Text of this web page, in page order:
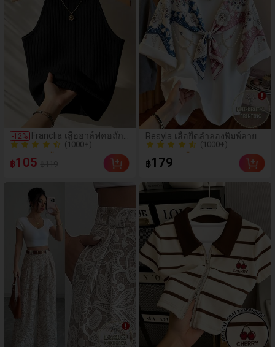
-12% Franclia เสื้อฮาล์ฟคอถัก
ลายร่องสีพื้นสไตล์มินิมอล
สำหรับผู้หญิง, ใส่ได้ทุกวัน,
สำหรับฤดูร้อน
(1000+)
200+ ขายแล้ว
200+ ขายแล้ว
฿105
Resyla เสื้อยืดลำลองพิมพ์ลาย
ปักลูกปัดรูปโบว์ขนาดใหญ่
สำหรับผู้หญิง
(1000+)
100+ ขายแล้ว
100+ ขายแล้ว
฿179